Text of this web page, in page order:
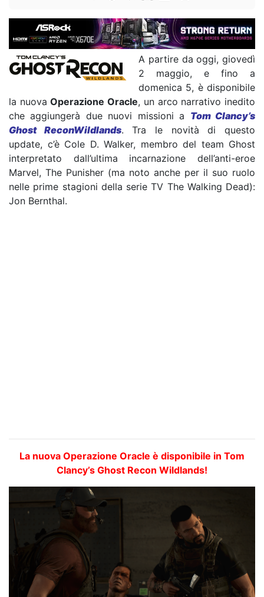
A partire da oggi, giovedì
2 maggio, e fino a
domenica 5, è disponibile
la nuovaOperazione Oracle, un arco narrativo inedito
che aggiungerà due nuovi missioni a Tom Clancy’s
Ghost ReconWildlands. Tra le novità di questo
update, c’è Cole D. Walker, membro del team Ghost
interpretato dall’ultima incarnazione dell’anti-eroe
Marvel, The Punisher (ma noto anche per il suo ruolo
nelle prime stagioni della serie TV The Walking Dead):
Jon Bernthal.
La nuova Operazione Oracle è disponibile in Tom
Clancy’s Ghost Recon Wildlands!